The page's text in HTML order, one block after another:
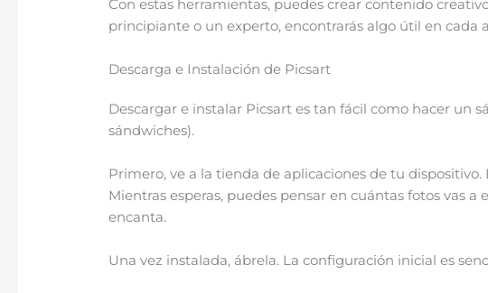
Con estas herramientas, puedes crear contenido
principiante o un experto, encontrarás algo útil en cada
Descarga e Instalación de Picsart
Descargar e instalar Picsart es tan fácil como hacer un
sándwiches).
Primero, ve a la tienda de aplicaciones de tu dispositivo.
Mientras esperas, puedes pensar en cuántas fotos vas
encanta.
Una vez instalada, ábrela. La configuración inicial es